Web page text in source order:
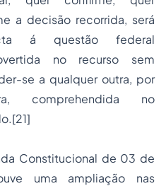
a decisão recorrida, será
á questão federal
no recurso sem
se a qualquer outra, por
comprehendida no
[21]
Constitucional de 03 de
uma ampliação nas